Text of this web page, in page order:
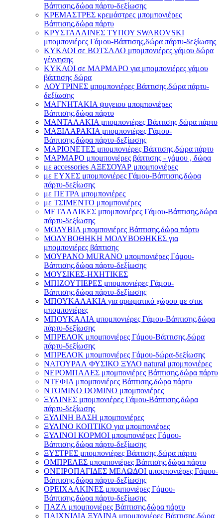
Βάπτισης,δώρα πάρτυ-δεξίωσης
ΚΡΕΜΑΣΤΡΕΣ κρεμάστρες μπομπονιέρες
Βάπτισης,δώρα πάρτυ
ΚΡΥΣΤΑΛΛΙΝΕΣ ΤΥΠΟΥ SWAROVSKI
μπομπονιέρες Γάμου-Βάπτισης,δώρα πάρτυ-δεξίωσης
ΚΥΚΛΟΙ σε ΒΟΤΣΑΛΟ μπομπονιέρες γάμου δώρα
γέννησης
ΚΥΚΛΟΙ σε ΜΑΡΜΑΡΟ για μπομπονιέρες γάμου
βάπτισης δώρα
ΛΟΥΤΡΙΝΕΣ μπομπονιέρες Βάπτισης,δώρα πάρτυ-
δεξίωσης
ΜΑΓΝΗΤΑΚΙΑ ψυγειου μπομπονιέρες
Βάπτισης,δώρα πάρτυ
ΜΑΝΤΑΛΑΚΙΑ μπομπονιέρες Βάπτισης δώρα πάρτυ
ΜΑΞΙΛΑΡΑΚΙΑ μπομπονιέρες Γάμου-
Βάπτισης,δώρα πάρτυ-δεξίωσης
ΜΑΡΙΟΝΕΤΕΣ μπομπονιέρες Βάπτισης,δώρα πάρτυ
ΜΑΡΜΑΡΟ μπομπονιέρες βάπτισης - γάμου , δώρα
με accessories ΑΞΕΣΟΥΑΡ μπομπονιέρες
με ΕΥΧΕΣ μπομπονιέρες Γάμου-Βάπτισης,δώρα
πάρτυ-δεξίωσης
με ΠΕΤΡΑ μπομπονιέρες
με ΤΣΙΜΕΝΤΟ μπομπονιέρες
ΜΕΤΑΛΛΙΚΕΣ μπομπονιέρες Γάμου-Βάπτισης,δώρα
πάρτυ-δεξίωσης
ΜΟΛΥΒΙΑ μπομπονιέρες Βάπτισης,δώρα πάρτυ
ΜΟΛΥΒΟΘΗΚΗ ΜΟΛΥΒΟΘΗΚΕΣ για
μπομπονιέρες βάπτισης
ΜΟΥΡΑΝΟ MURANO μπομπονιέρες Γάμου-
Βάπτισης,δώρα πάρτυ-δεξίωσης
ΜΟΥΣΙΚΕΣ-ΗΧΗΤΙΚΕΣ
ΜΠΙΖΟΥΤΙΕΡΕΣ μπομπονιέρες Γάμου-
Βάπτισης,δώρα πάρτυ-δεξίωσης
ΜΠΟΥΚΑΛΑΚΙΑ για αρωματικό χώρου με στικ
μπομπονιέρες
ΜΠΟΥΚΑΛΙΑ μπομπονιέρες Γάμου-Βάπτισης,δώρα
πάρτυ-δεξίωσης
ΜΠΡΕΛΟΚ μπομπονιέρες Γάμου-Βάπτισης,δώρα
πάρτυ-δεξίωσης
ΜΠΡΕΛΟΚ μπομπονιέρες Γάμου-δώρα-δεξίωσης
ΝΑΤΟΥΡΑΛ ΦΥΣΙΚΟ ΞΥΛΟ natural μπομπονιέρες
ΝΕΡΟΜΠΑΛΕΣ μπομπονιέρες Βάπτισης,δώρα πάρτυ
ΝΤΕΦΙΑ μπομπονιέρες Βάπτισης,δώρα πάρτυ
ΝΤΟΜΙΝΟ DOMINO μπομπονιέρες
ΞΥΛΙΝΕΣ μπομπονιέρες Γάμου-Βάπτισης,δώρα
πάρτυ-δεξίωσης
ΞΥΛΙΝΗ ΒΑΣΗ μπομπονιέρες
ΞΥΛΙΝΟ ΚΟΠΤΙΚΟ για μπομπονιέρες
ΞΥΛΙΝΟΙ ΚΟΡΜΟΙ μπομπονιέρες Γάμου-
Βάπτισης,δώρα πάρτυ-δεξίωσης
ΞΥΣΤΡΕΣ μπομπονιέρες Βάπτισης,δώρα πάρτυ
ΟΜΠΡΕΛΕΣ μπομπονιέρες Βάπτισης,δώρα πάρτυ
ΟΝΕΙΡΟΠΑΓΙΔΕΣ ΜΕΛΩΔΟΙ μπομπονιέρες Γάμου-
Βάπτισης,δώρα πάρτυ-δεξίωσης
ΟΡΕΙΧΑΛΚΙΝΕΣ μπομπονιέρες Γάμου-
Βάπτισης,δώρα πάρτυ-δεξίωσης
ΠΑΖΛ μπομπονιέρες Βάπτισης,δώρα πάρτυ
ΠΑΙΧΝΙΔΙΑ ΞΥΛΙΝΑ μπομπονιέρες Βάπτισης,δώρα